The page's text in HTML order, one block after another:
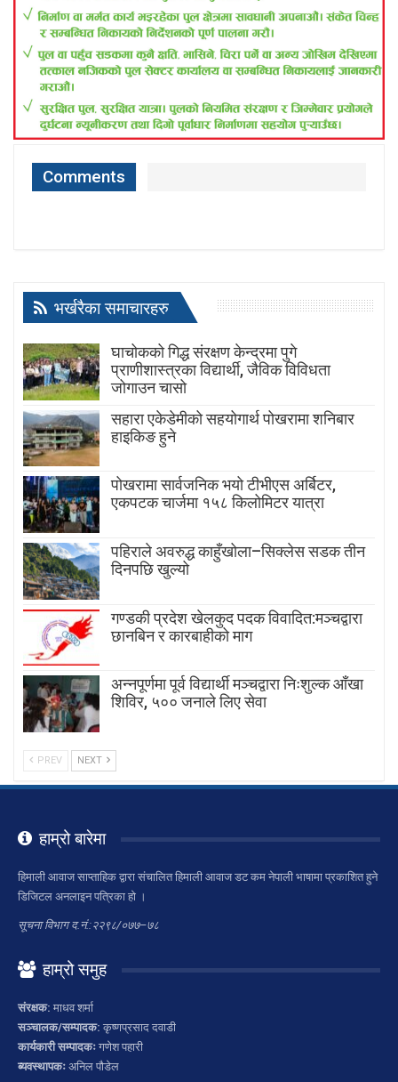
Comments
भर्खरैका समाचारहरु
घाचोकको गिद्ध संरक्षण केन्द्रमा पुगे
प्राणीशास्त्रका विद्यार्थी, जैविक विविधता
जोगाउन चासो
सहारा एकेडेमीको सहयोगार्थ पोखरामा शनिबार
हाइकिङ हुने
पोखरामा सार्वजनिक भयो टीभीएस अर्बिटर,
एकपटक चार्जमा १५८ किलोमिटर यात्रा
पहिराले अवरुद्ध काहुँखोला–सिक्लेस सडक तीन
दिनपछि खुल्यो
गण्डकी प्रदेश खेलकुद पदक विवादित:मञ्चद्वारा
छानबिन र कारबाहीको माग
अन्नपूर्णमा पूर्व विद्यार्थी मञ्चद्वारा निःशुल्क आँखा
शिविर, ५०० जनाले लिए सेवा
PREV NEXT
हाम्रो बारेमा
हिमाली आवाज साप्ताहिक द्वारा संचालित हिमाली आवाज डट कम नेपाली भाषामा प्रकाशित हुने
डिजिटल अनलाइन पत्रिका हो ।
सूचना विभाग द.नं.:२२९८/०७७–७८
हाम्रो समुह
संरक्षक: माधव शर्मा
सञ्चालक/सम्पादक: कृष्णप्रसाद दवाडी
कार्यकारी सम्पादकः गणेश पहारी
ब्यवस्थापकः अनिल पौडेल